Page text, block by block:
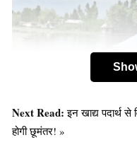
Next Read:इन खाद्य पदार्थ से
होगी छूमंतर! »